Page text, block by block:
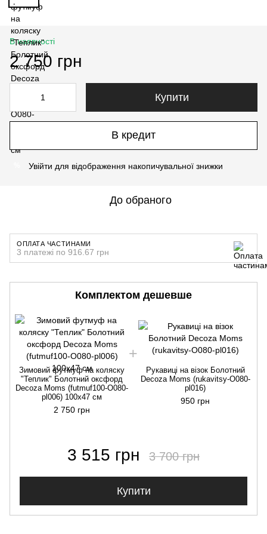
В наявності
2 750 грн
Купити
В кредит
Увійти для відображення накопичувальної знижки
До обраного
ОПЛАТА ЧАСТИНАМИ
3 платежі по 916.67 грн
Комплектом дешевше
Зимовий футмуф на коляску
"Теплик" Болотний оксфорд
Decoza Moms (futmuf100-O080-
pl006) 100х47 см
2 750 грн
Рукавиці на візок Болотний
Decoza Moms (rukavitsy-O080-
pl016)
950 грн
3 515 грн 3 700 грн
Купити